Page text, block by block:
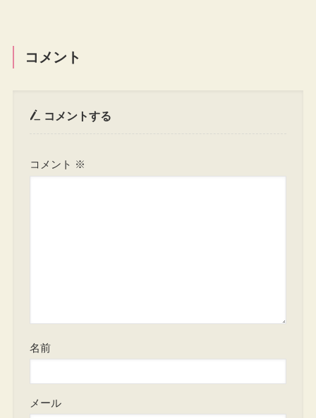
コメント
コメントする
コメント ※
名前
メール